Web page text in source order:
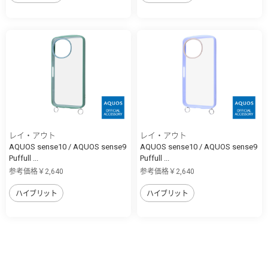
レイ・アウト
AQUOS sense10 / AQUOS sense9
Puffull ...
参考価格￥2,640
ハイブリット
レイ・アウト
AQUOS sense10 / AQUOS sense9
Puffull ...
参考価格￥2,640
ハイブリット